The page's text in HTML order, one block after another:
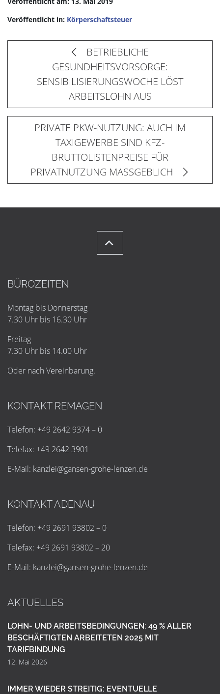
Veröffentlicht in: Körperschaftsteuer
BETRIEBLICHE
GESUNDHEITSVORSORGE:
SENSIBILISIERUNGSWOCHE LÖST
ARBEITSLOHN AUS
PRIVATE PKW-NUTZUNG: AUCH IM
TAXIGEWERBE SIND KFZ-
BRUTTOLISTENPREISE FÜR
PRIVATNUTZUNG MASSGEBLICH
BÜROZEITEN
Montag bis Donnerstag
7.30 Uhr bis 16.30 Uhr
Freitag
7.30 Uhr bis 14.00 Uhr
Oder nach Vereinbarung.
KONTAKT REMAGEN
Telefon: +49 2642 9374 – 0
Telefax: +49 2642 3901
E-Mail: kanzlei@gansen-grohe-lenzen.de
KONTAKT ADENAU
Telefon: +49 2691 93802 – 0
Telefax: +49 2691 93802 – 20
E-Mail: kanzlei@gansen-grohe-lenzen.de
AKTUELLES
LOHN- UND ARBEITSBEDINGUNGEN: 49 % ALLER
BESCHÄFTIGTEN ARBEITETEN 2025 MIT
TARIFBINDUNG
12. Mai 2026
IMMER WIEDER STREITIG: EVENTUELLE